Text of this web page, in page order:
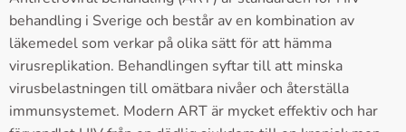
behandling i Sverige och består av en kombination av
läkemedel som verkar på olika sätt för att hämma
virusreplikation. Behandlingen syftar till att minska
virusbelastningen till omätbara nivåer och återställa
immunsystemet. Modern ART är mycket effektiv och har